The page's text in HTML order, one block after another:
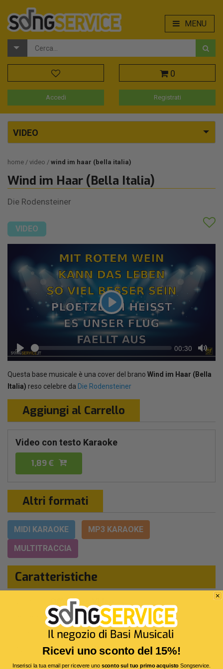
MENU
0
Accedi Registrati
VIDEO
home video wind im haar (bella italia)
Wind im Haar (Bella Italia)
Die Rodensteiner
VIDEO
Play
Play
Seek Current
time
00:30
Mute
Questa base musicale è una cover del brano Wind im Haar (Bella
Italia) reso celebre da Die Rodensteiner
Aggiungi al Carrello
Video con testo Karaoke
1,89 €
Altri formati
MIDI KARAOKE
MP3 KARAOKE
MULTITRACCIA
Caratteristiche
Offizielles Video
Interprete Originale:
Die Rodensteiner
Pop/rock
A.Scholz - B.Wittgruber
Durata:3 Min 21 Sec
Ricevi uno sconto del 15%!
Inserisci la tua email per ricevere uno sconto sul tuo primo acquistoSongservice.